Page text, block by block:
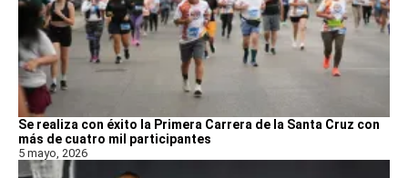
Se realiza con éxito la Primera Carrera de la Santa Cruz con
más de cuatro mil participantes
5 mayo, 2026